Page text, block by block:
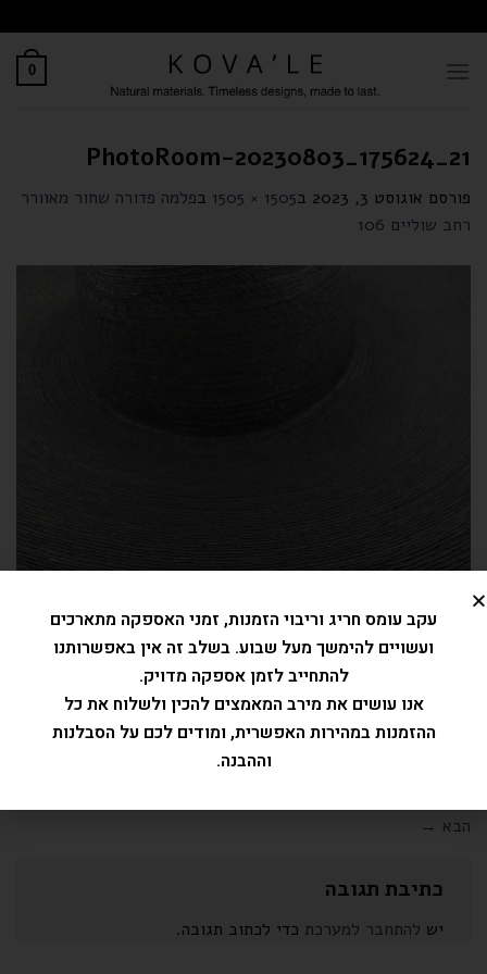
0
PhotoRoom-20230803_175624_21
פורסם אוגוסט 3, 2023 ב1505 × 1505 בפלמה פדורה שחור מאוורר
רחב שוליים 106
לפרסם תגובה
הבא →
כתיבת תגובה
יש להתחבר למערכת כדי לכתוב תגובה.
עקב עומס חריג וריבוי הזמנות, זמני האספקה מתארכים
ועשויים להימשך מעל שבוע. בשלב זה אין באפשרותנו
להתחייב לזמן אספקה מדויק.
אנו עושים את מירב המאמצים להכין ולשלוח את כל
ההזמנות במהירות האפשרית, ומודים לכם על הסבלנות
וההבנה.